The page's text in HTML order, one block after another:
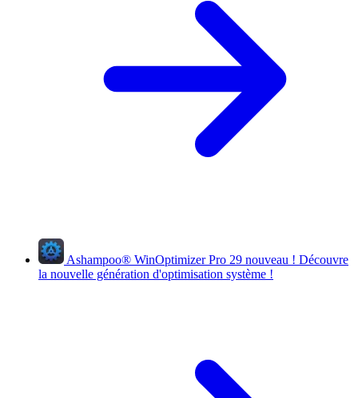
Ashampoo® WinOptimizer Pro 29 nouveau ! Découvre
la nouvelle génération d'optimisation système !